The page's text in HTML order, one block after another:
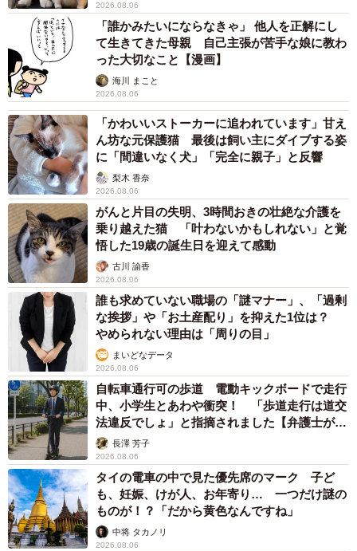
2026.08.06
「誰かみたいにならなきゃ」 他人を正解にし
て生きてきた母親 自己主張が苦手な娘に教わ
った大切なこと【漫画】
海川 まこと
2026.08.06
「かわいいストーカーに追われています」甘え
ん坊な元保護猫 最後は飼い主にダイブする姿
に「間違いなく犬」「完全に親子」と反響
梨木 香奈
2026.08.06
がんと片目の失明、3時間おきの壮絶な介護を
乗り越えた猫 「叶わないかもしれない」と覚
悟した19歳の誕生日を迎えて感動
古川 諭香
2026.08.06
誰も求めていない職場の「謎マナー」、「過剰
な挨拶」や「お土産配り」を抑えた1位は？
やめられない理由は「周りの目」
まいどなデータ
2026.08.06
自転車通行可の歩道 電動キックボードで走行
中、小学生とあわや衝突！ 「歩道走行は道交
法違反でしょ」と指摘されました【弁護士が解
説】長澤 芳子
2026.08.06
タイの電車の中で見た優先席のマーク 子ど
も、妊娠、けが人、お年寄り… 一つだけ謎の
ものが！？「だから黄色なんですね」
中将 タカノリ
2026.08.06